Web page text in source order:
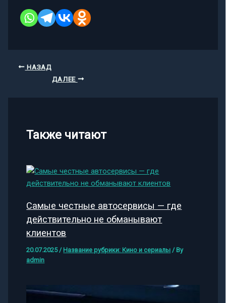
НАЗАД
ДАЛЕЕ
Также читают
Самые честные автосервисы — где
действительно не обманывают
клиентов
20.07.2025 /Название рубрики: Кино и сериалы / By
admin